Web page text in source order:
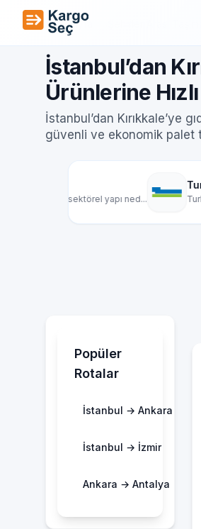
İçeriğe geç
Ana Sayfa
İstanbul’dan
Ürünlerine
İstanbul’dan Kırıkkale’ye
güvenli ve ekonomik palet
Turhal Nakliyat, Tokat
Popüler
Rotalar
İstanbul → Ankara
İstanbul → İzmir
Ankara → Antalya